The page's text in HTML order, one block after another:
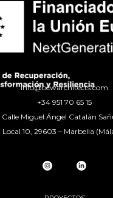
info@ocwarchitects.com
+34 951 70 65 15
Calle Miguel Ángel Catalán
Local 10, 29603 – Marbella